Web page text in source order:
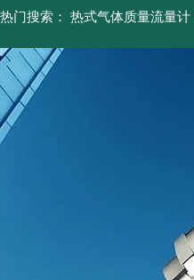
热门搜索： 热式气体质量流量计